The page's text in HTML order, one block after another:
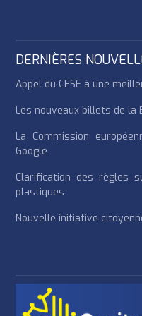
DERNIÈRES
Appel du CESE à une
Les nouveaux billets de la
La Commission
Google
Clarification des règles
plastiques
Nouvelle initiative